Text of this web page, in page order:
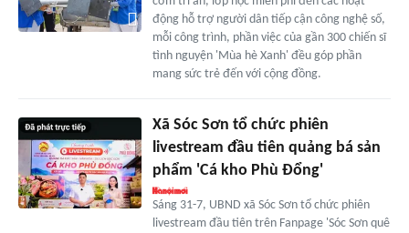
động hỗ trợ người dân tiếp cận công nghệ số,
mỗi công trình, phần việc của gần 300 chiến sĩ
tình nguyện 'Mùa hè Xanh' đều góp phần
mang sức trẻ đến với cộng đồng.
Xã Sóc Sơn tổ chức phiên
livestream đầu tiên quảng bá sản
phẩm 'Cá kho Phù Đổng'
Sáng 31-7, UBND xã Sóc Sơn tổ chức phiên
livestream đầu tiên trên Fanpage 'Sóc Sơn quê